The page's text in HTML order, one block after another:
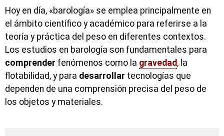
Hoy en día, «barología» se emplea principalmente en
el ámbito científico y académico para referirse a la
teoría y práctica del peso en diferentes contextos.
Los estudios en barología son fundamentales para
comprender fenómenos como la gravedad, la
flotabilidad, y para desarrollar tecnologías que
dependen de una comprensión precisa del peso de
los objetos y materiales.